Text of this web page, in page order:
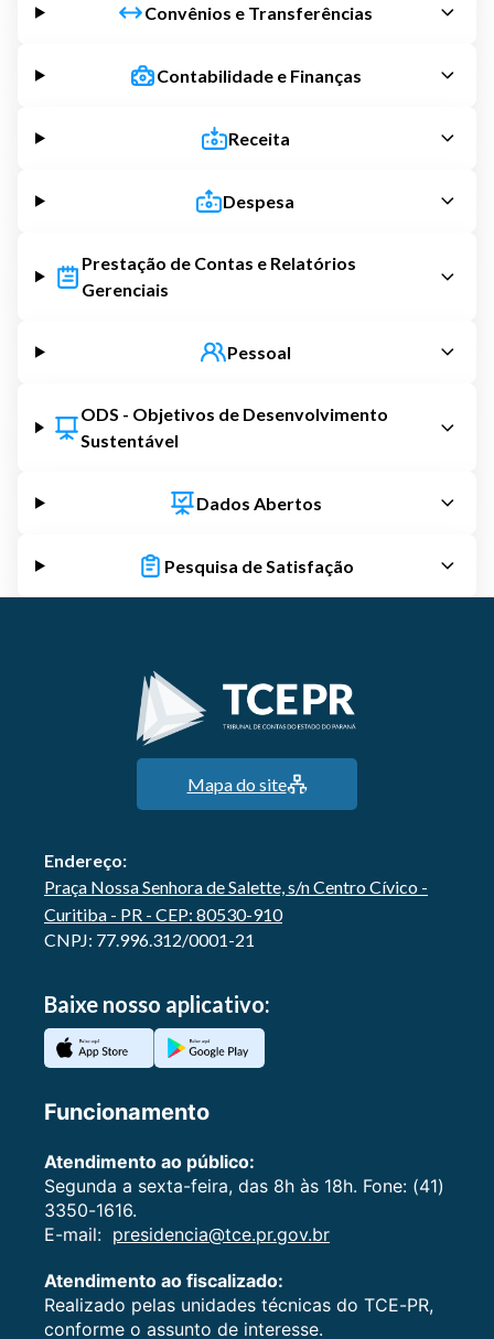
Convênios e Transferências
Contabilidade e Finanças
Receita
Despesa
Prestação de Contas e Relatórios
Gerenciais
Pessoal
ODS - Objetivos de Desenvolvimento
Sustentável
Dados Abertos
Pesquisa de Satisfação
Mapa do site
Endereço:
Praça Nossa Senhora de Salette, s/n Centro Cívico -
Curitiba - PR - CEP: 80530-910
CNPJ: 77.996.312/0001-21
Baixe nosso aplicativo:
Funcionamento
Atendimento ao público:
Segunda a sexta-feira, das 8h às 18h. Fone: (41)
3350-1616.
E-mail: presidencia@tce.pr.gov.br
Atendimento ao fiscalizado:
Realizado pelas unidades técnicas do TCE-PR,
conforme o assunto de interesse.